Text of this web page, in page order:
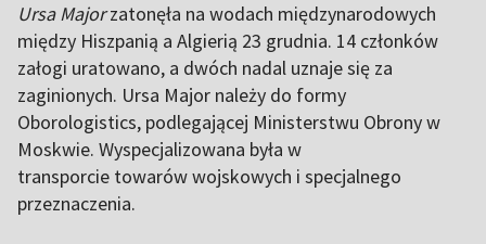
Ursa Majorzatonęła na wodach międzynarodowych
między Hiszpanią a Algierią 23 grudnia. 14 członków
załogi uratowano, a dwóch nadal uznaje się za
zaginionych. Ursa Major należy do formy
Oborologistics, podlegającej Ministerstwu Obrony w
Moskwie. Wyspecjalizowana była w
transporcie towarów wojskowych i specjalnego
przeznaczenia.